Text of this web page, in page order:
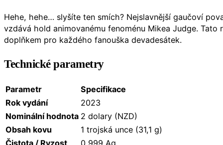
Hehe, hehe… slyšíte ten smích? Nejslavnější gaučoví
vzdává hold animovanému fenoménu Mikea Judge. Tato
doplňkem pro každého fanouška devadesátek.
Technické parametry
Parametr
Specifikace
Rok vydání
2023
Nominální hodnota 2 dolary (NZD)
Obsah kovu
1 trojská unce (31,1 g)